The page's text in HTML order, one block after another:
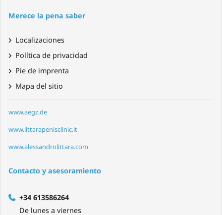
Merece la pena saber
Localizaciones
Política de privacidad
Pie de imprenta
Mapa del sitio
www.aegz.de
www.littarapenisclinic.it
www.alessandrolittara.com
Contacto y asesoramiento
+34 613586264
De lunes a viernes